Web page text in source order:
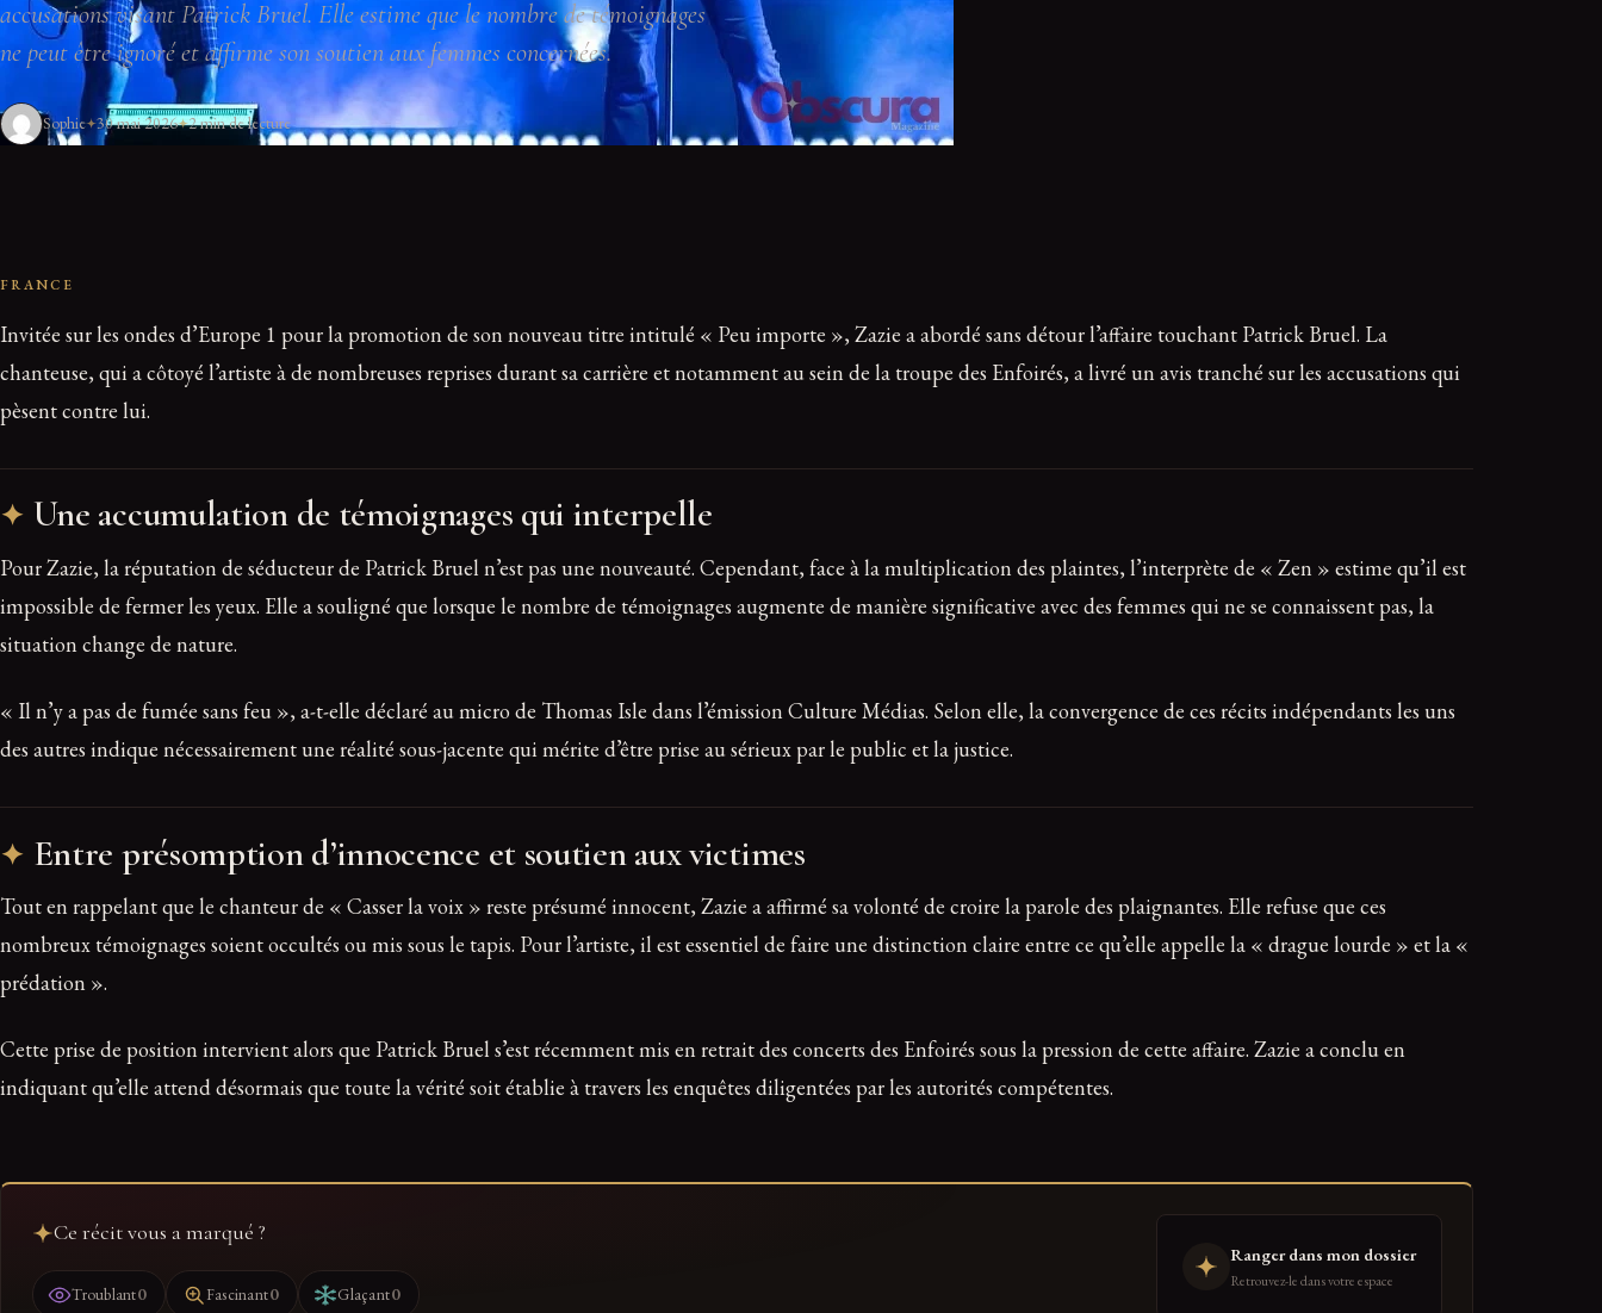
accusations visant Patrick Bruel. Elle estime que le nombre de témoignages
ne peut être ignoré et affirme son soutien aux femmes concernées.
Sophie 30 mai 2026 2 min de lecture
FRANCE
Invitée sur les ondes d’Europe 1 pour la promotion de son nouveau titre intitulé « Peu importe », Zazie a abordé sans détour l’affaire touchant Patrick Bruel. La
chanteuse, qui a côtoyé l’artiste à de nombreuses reprises durant sa carrière et notamment au sein de la troupe des Enfoirés, a livré un avis tranché sur les accusations qui
pèsent contre lui.
Une accumulation de témoignages qui interpelle
Pour Zazie, la réputation de séducteur de Patrick Bruel n’est pas une nouveauté. Cependant, face à la multiplication des plaintes, l’interprète de « Zen » estime qu’il est
impossible de fermer les yeux. Elle a souligné que lorsque le nombre de témoignages augmente de manière significative avec des femmes qui ne se connaissent pas, la
situation change de nature.
« Il n’y a pas de fumée sans feu », a-t-elle déclaré au micro de Thomas Isle dans l’émission Culture Médias. Selon elle, la convergence de ces récits indépendants les uns
des autres indique nécessairement une réalité sous-jacente qui mérite d’être prise au sérieux par le public et la justice.
Entre présomption d’innocence et soutien aux victimes
Tout en rappelant que le chanteur de « Casser la voix » reste présumé innocent, Zazie a affirmé sa volonté de croire la parole des plaignantes. Elle refuse que ces
nombreux témoignages soient occultés ou mis sous le tapis. Pour l’artiste, il est essentiel de faire une distinction claire entre ce qu’elle appelle la « drague lourde » et la «
prédation ».
Cette prise de position intervient alors que Patrick Bruel s’est récemment mis en retrait des concerts des Enfoirés sous la pression de cette affaire. Zazie a conclu en
indiquant qu’elle attend désormais que toute la vérité soit établie à travers les enquêtes diligentées par les autorités compétentes.
Ce récit vous a marqué ?
Troublant0 Fascinant0 Glaçant0
Ranger dans mon dossier
Retrouvez-le dans votre espace